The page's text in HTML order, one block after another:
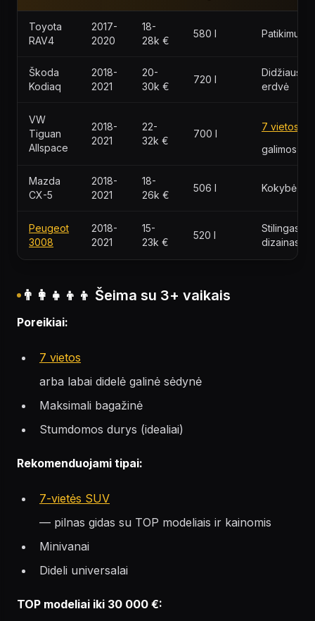
Toyota
RAV4
2017-
2020
18-
28k €
580 l
Škoda
Kodiaq
2018-
2021
20-
30k €
720 l
Didžiausia
erdvė
VW
Tiguan
Allspace
2018-
2021
22-
32k €
700 l
7 vietos
galimos
Mazda
CX-5
2018-
2021
18-
26k €
506 l Kokybė
Peugeot
3008
2018-
2021
15-
23k €
520 l
Stilingas
dizainas
👨‍👩‍👧‍👦‍👦 Šeima su 3+ vaikais
Poreikiai:
7 vietos
arba labai didelė galinė sėdynė
Maksimali bagažinė
Stumdomos durys (idealiai)
Rekomenduojami tipai:
7-vietės SUV
— pilnas gidas su TOP modeliais ir kainomis
Minivanai
Dideli universalai
TOP modeliai iki 30 000 €: